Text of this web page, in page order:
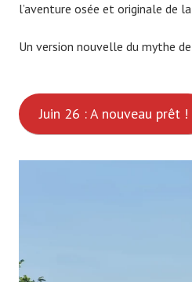
l’aventure osée et originale de
Un version nouvelle du mythe
Juin 26 : A nouveau prêt !